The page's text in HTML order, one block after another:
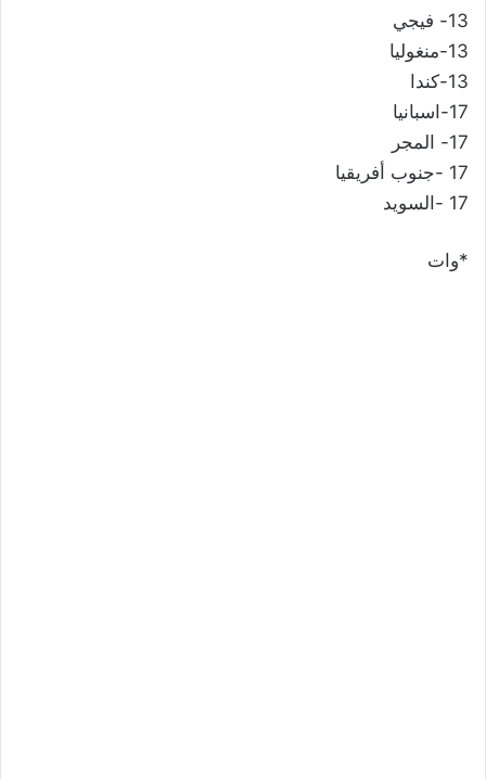
13- فيجي
13-منغوليا
13-كندا
17-اسبانيا
17- المجر
17 -جنوب أفريقيا
17 -السويد
*وات